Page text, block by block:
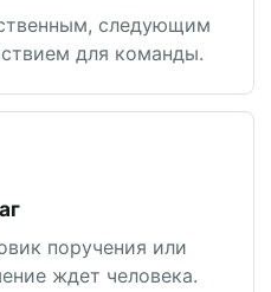
следующим
для команды.
поручения или
ждет человека.